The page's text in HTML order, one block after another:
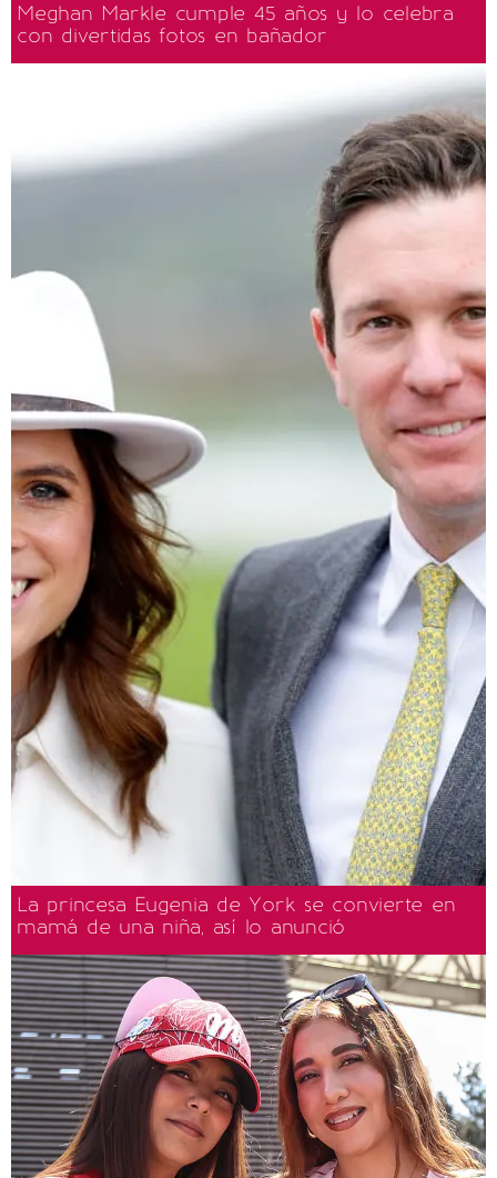
Meghan Markle cumple 45 años y lo celebra
con divertidas fotos en bañador
La princesa Eugenia de York se convierte en
mamá de una niña, así lo anunció